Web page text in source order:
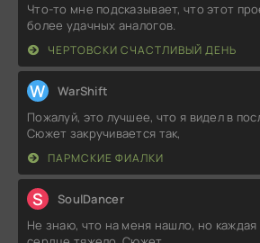
Что-то мне подсказывает, что этот
более удачных аналогов.
ЧЕРТОВСКИ СЧАСТЛИВЫЙ ДЕНЬ
W WarShift
Пожалуй, это лучшее, что я видел в
Сюжет закручивается так,
ПАРМСКИЕ ФИАЛКИ
S SoulDancer
Не знаю, что на меня нашло, но каждая